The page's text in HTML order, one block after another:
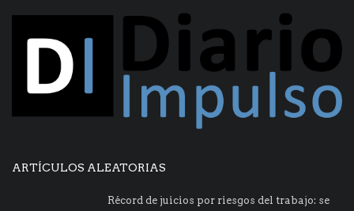
ARTÍCULOS ALEATORIAS
Récord de juicios por riesgos del trabajo: se